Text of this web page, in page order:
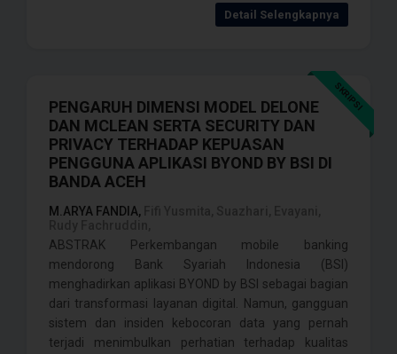
Detail Selengkapnya
SKRIPSI
PENGARUH DIMENSI MODEL DELONE
DAN MCLEAN SERTA SECURITY DAN
PRIVACY TERHADAP KEPUASAN
PENGGUNA APLIKASI BYOND BY BSI DI
BANDA ACEH
M.ARYA FANDIA,
ABSTRAK Perkembangan mobile banking
mendorong Bank Syariah Indonesia (BSI)
menghadirkan aplikasi BYOND by BSI sebagai bagian
dari transformasi layanan digital. Namun, gangguan
sistem dan insiden kebocoran data yang pernah
terjadi menimbulkan perhatian terhadap kualitas